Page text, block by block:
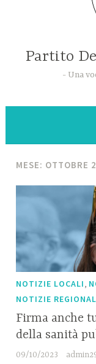
Partito
Una
MESE: OTTOBRE
NOTIZIE LOCALI,
NOTIZIE
Firma anche
della sanità
09/10/2023